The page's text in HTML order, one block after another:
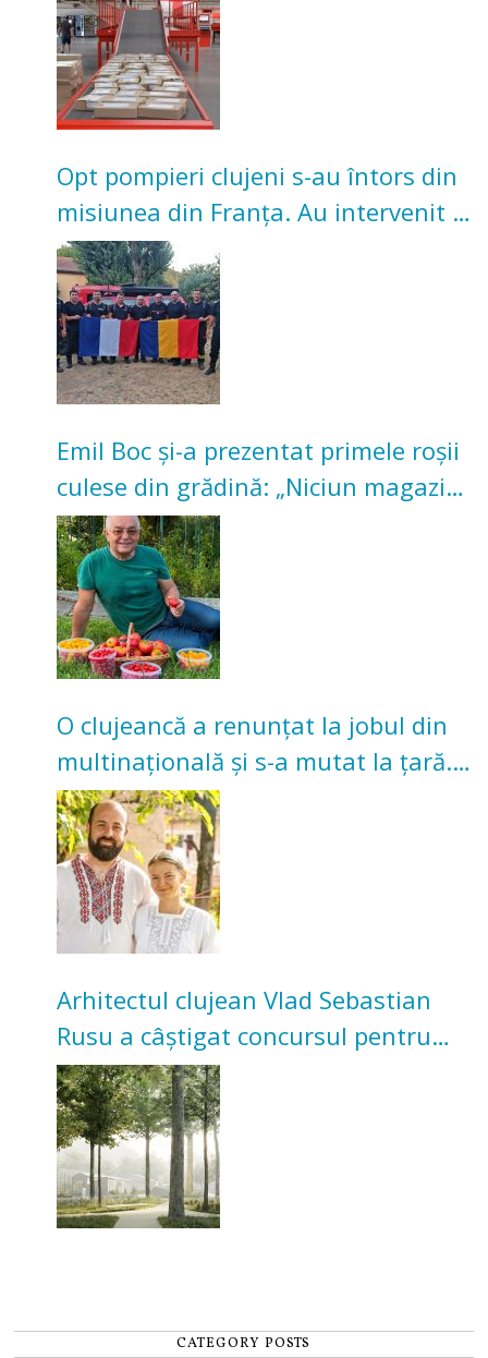
Opt pompieri clujeni s-au întors din
misiunea din Franța. Au intervenit la
incendii de vegetație și pădure
Emil Boc și-a prezentat primele roșii
culese din grădină: „Niciun magazin
nu poate oferi această satisfacție”
O clujeancă a renunțat la jobul din
multinațională și s-a mutat la țară.
Acum cultivă legume în grădina
bunicilor
Arhitectul clujean Vlad Sebastian
Rusu a câștigat concursul pentru
transformarea Grădinii Casei
Universitarilor
CATEGORY POSTS